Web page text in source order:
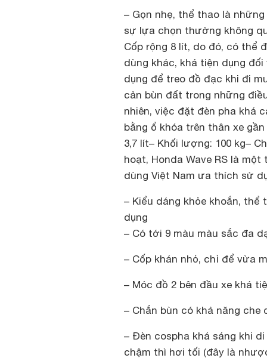
– Gọn nhẹ, thể thao là
sự lựa chọn thường không
Cốp rộng 8 lít, do đó, có thể
dùng khác, khá tiện dụng
dụng để treo đồ đạc khi đi
cản bùn đất trong những
nhiên, việc đặt đèn pha khá
bằng ổ khóa trên thân xe
3,7 lít– Khối lượng: 100 kg–
hoạt, Honda Wave RS là
dùng Việt Nam ưa thích sử
– Kiểu dáng khỏe khoắn,
dụng
– Có tới 9 màu màu sắc đa
– Cốp khán nhỏ, chỉ để vừa
– Móc đồ 2 bên đầu xe khá
– Chắn bùn có khả năng
– Đèn cospha khá sáng khi
chậm thì hơi tối (đây là